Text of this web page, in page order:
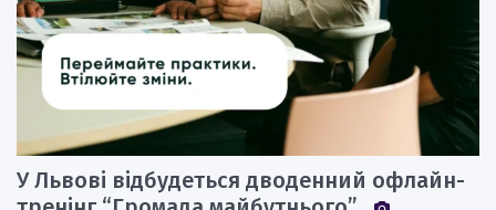
У Львові відбудеться дводенний офлайн-